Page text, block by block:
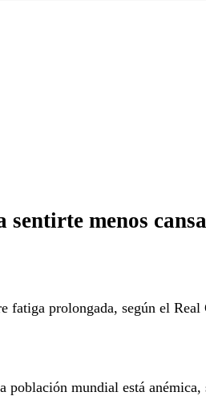
sentirte menos
fatiga prolongada, según el
mundial está